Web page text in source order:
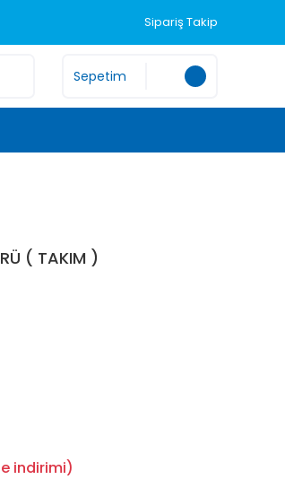
Sipariş Takip
Sepetim
( TAKIM )
indirimi)